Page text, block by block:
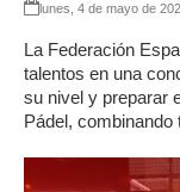
lunes, 4 de mayo de
La Federación
talentos en una
su nivel y preparar
Pádel,